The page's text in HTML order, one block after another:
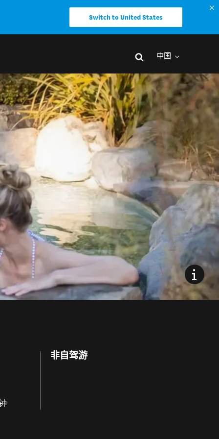
Switch to United States
中国
非自驾游